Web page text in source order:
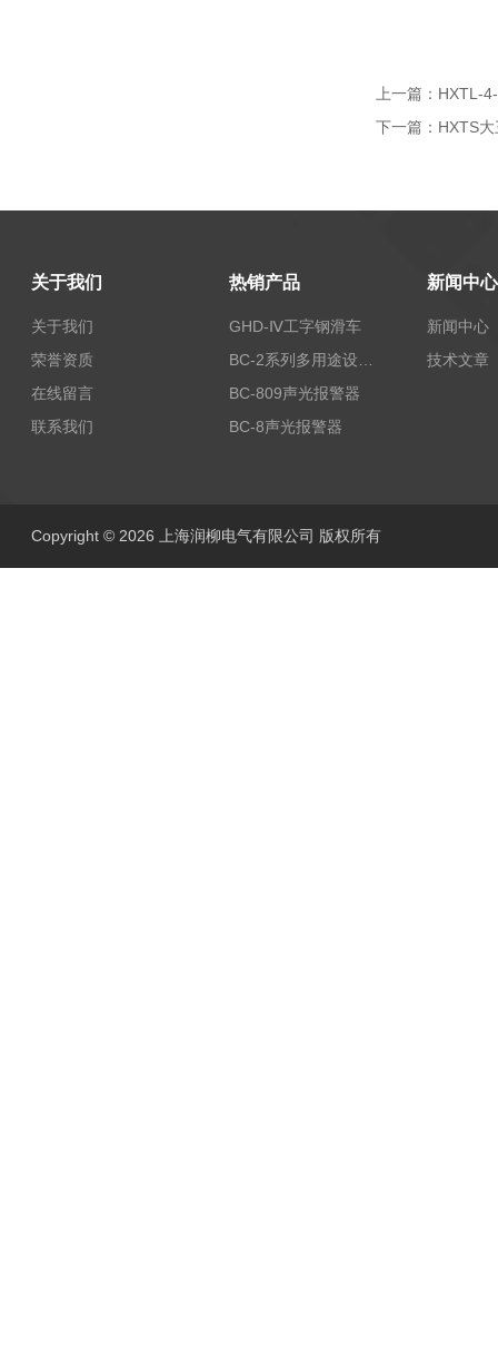
上一篇： HXTL-
下一篇： HXTS
关于我们
关于我们
荣誉资质
在线留言
联系我们
热销产品
GHD-Ⅳ工字钢滑车
BC-809声光报警器
BC-8声光报警器
新闻中心
新闻中心
技术文章
Copyright © 2026 上海润柳电气有限公司 版权所有